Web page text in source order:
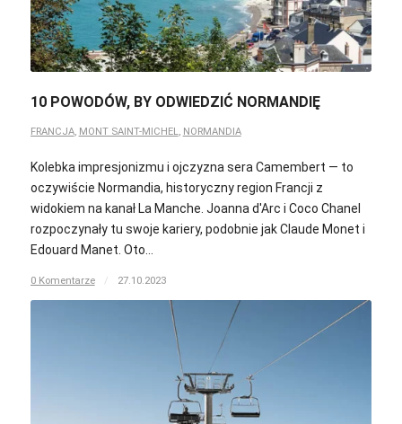
10 POWODÓW, BY ODWIEDZIĆ NORMANDIĘ
FRANCJA, MONT SAINT-MICHEL, NORMANDIA
Kolebka impresjonizmu i ojczyzna sera Camembert — to
oczywiście Normandia, historyczny region Francji z
widokiem na kanał La Manche. Joanna d'Arc i Coco Chanel
rozpoczynały tu swoje kariery, podobnie jak Claude Monet i
Edouard Manet. Oto…
0 Komentarze / 27.10.2023